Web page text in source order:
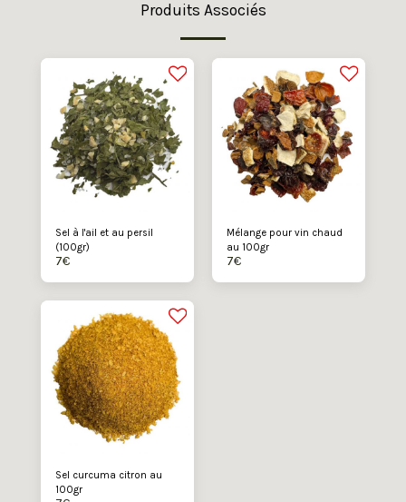
Produits Associés
Sel à l'ail et au persil
(100gr)
7€
Mélange pour vin chaud
au 100gr
7€
Sel curcuma citron au
100gr